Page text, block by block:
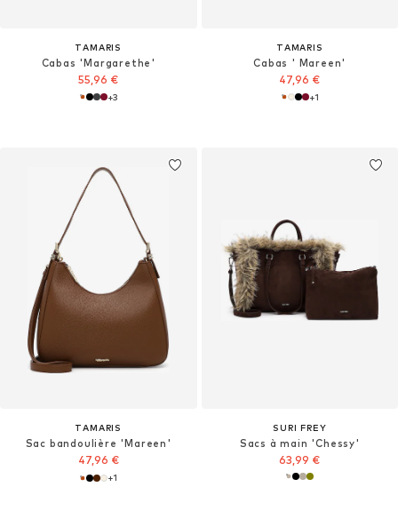
TAMARIS
Cabas 'Margarethe'
55,96 €
+3
TAMARIS
Cabas ' Mareen'
47,96 €
+1
TAMARIS
Sac bandoulière 'Mareen'
47,96 €
+1
SURI FREY
Sacs à main 'Chessy'
63,99 €